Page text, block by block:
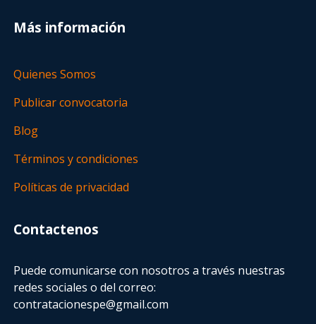
Más información
Quienes Somos
Publicar convocatoria
Blog
Términos y condiciones
Políticas de privacidad
Contactenos
Puede comunicarse con nosotros a través nuestras
redes sociales o del correo:
contratacionespe@gmail.com